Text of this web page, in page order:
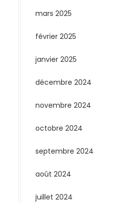
mars 2025
février 2025
janvier 2025
décembre 2024
novembre 2024
octobre 2024
septembre 2024
août 2024
juillet 2024